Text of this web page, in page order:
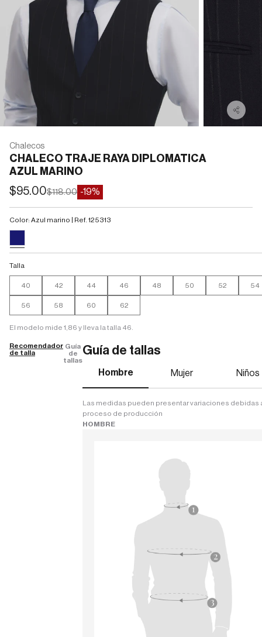
Chalecos
CHALECO TRAJE RAYA DIPLOMATICA
AZUL MARINO
Precio de oferta
$95.00Precio normal
$118.00 -19%
Color: Azul marino | Ref. 125313
Talla
40 42 44 46 48 50 52 54
56 58 60 62
El modelo mide 1,86 y lleva la talla 46.
Recomendador
de talla
Guía
de
tallas
Guía de tallas
Hombre Mujer Niños
Las medidas pueden presentar variaciones debidas
proceso de producción
HOMBRE